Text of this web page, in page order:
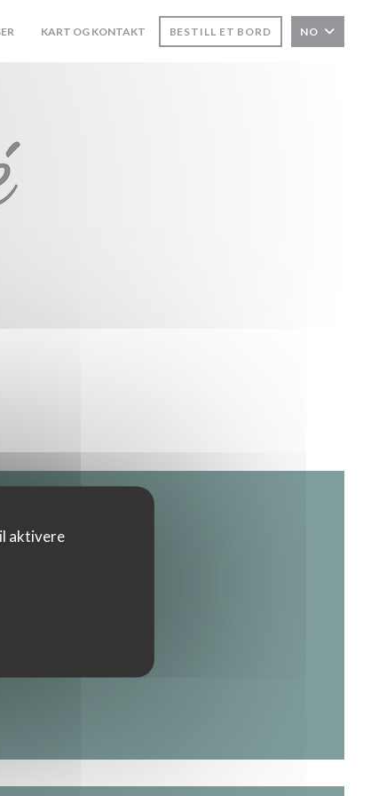
aktivere
((ÅPNER I ET NYTT VINDU))
KART OG KONTAKT BESTILL ET BORD NO